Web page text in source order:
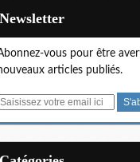
Newsletter
vous pour être
articles publiés.
E